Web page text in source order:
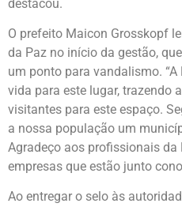
destacou.
O prefeito Maicon Grosskopf
da Paz no início da gestão,
um ponto para vandalismo.
vida para este lugar, trazendo
visitantes para este espaço.
a nossa população um
Agradeço aos profissionais da
empresas que estão junto
Ao entregar o selo às